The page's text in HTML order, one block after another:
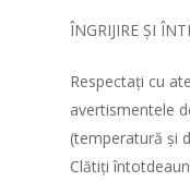
ÎNGRIJIRE ȘI
Respectați cu
avertismentele
(temperatură și
Clătiți